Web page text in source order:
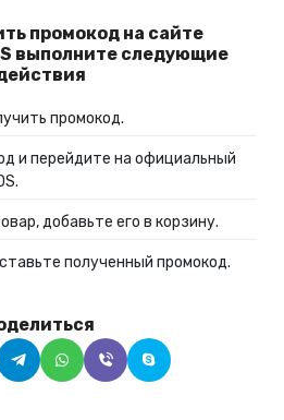
промокод на сайте
выполните следующие
промокод.
и перейдите на официальный
добавьте его в корзину.
полученный промокод.